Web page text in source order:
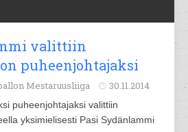
valittiin
puheenjohtajaksi
Mestaruusliiga 30.11.2014
puheenjohtajaksi valittiin
yksimielisesti Pasi Sydänlammi